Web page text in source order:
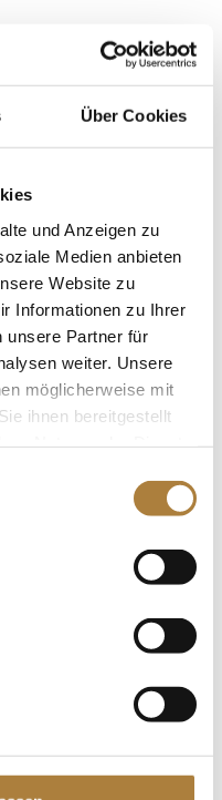
Über Cookies
und Anzeigen zu
Medien anbieten
Website zu
Informationen zu Ihrer
unsere Partner für
weiter. Unsere
möglicherweise mit
ihnen bereitgestellt
Familie Roth Beim
die
in der zweiten
für Calvin
2025 | News,
im
wird Förderpartner
Calvin Böckmann
Pferdesport:
2025|Deutschlands